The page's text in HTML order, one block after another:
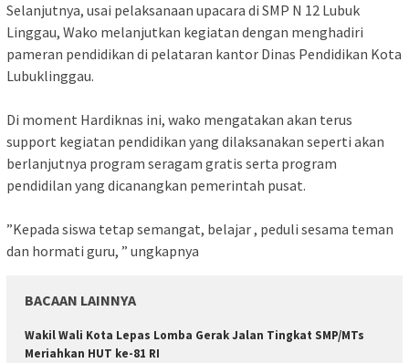
Selanjutnya, usai pelaksanaan upacara di SMP N 12 Lubuk
Linggau, Wako melanjutkan kegiatan dengan menghadiri
pameran pendidikan di pelataran kantor Dinas Pendidikan Kota
Lubuklinggau.
‎Di moment Hardiknas ini, wako mengatakan akan terus
support kegiatan pendidikan yang dilaksanakan seperti akan
berlanjutnya program seragam gratis serta program
pendidilan yang dicanangkan pemerintah pusat.
‎”Kepada siswa tetap semangat, belajar , peduli sesama teman
dan hormati guru, ” ungkapnya
BACAAN LAINNYA
Wakil Wali Kota Lepas Lomba Gerak Jalan Tingkat SMP/MTs
Meriahkan HUT ke-81 RI